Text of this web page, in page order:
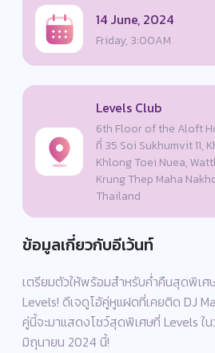
14 June, 2024
Friday, 3:00AM
Levels Club
6th Floor of the Aloft
ที่ 35 Soi Sukhumvit 11,
Khlong Toei Nuea,
Krung Thep Maha
Thailand
ข้อมูลเกี่ยวกับอีเว้นท์
เตรียมตัวให้พร้อมสำหรับค่ำคืนสุดพิเศ
Levels! ดีเจดูโอ้คู่หูแฝดที่เคยติด DJ
คู่นี้จะมาแสดงโชว์สุดพิเศษที่ Levels ใ
มิถุนายน 2024 นี้!